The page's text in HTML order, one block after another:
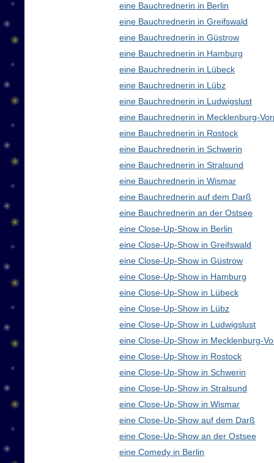
eine Bauchrednerin in Berlin
eine Bauchrednerin in Greifswald
eine Bauchrednerin in Güstrow
eine Bauchrednerin in Hamburg
eine Bauchrednerin in Lübeck
eine Bauchrednerin in Lübz
eine Bauchrednerin in Ludwigslust
eine Bauchrednerin in Mecklenburg-
eine Bauchrednerin in Rostock
eine Bauchrednerin in Schwerin
eine Bauchrednerin in Stralsund
eine Bauchrednerin in Wismar
eine Bauchrednerin auf dem Darß
eine Bauchrednerin an der Ostsee
eine Close-Up-Show in Berlin
eine Close-Up-Show in Greifswald
eine Close-Up-Show in Güstrow
eine Close-Up-Show in Hamburg
eine Close-Up-Show in Lübeck
eine Close-Up-Show in Lübz
eine Close-Up-Show in Ludwigslust
eine Close-Up-Show in Mecklenburg-
eine Close-Up-Show in Rostock
eine Close-Up-Show in Schwerin
eine Close-Up-Show in Stralsund
eine Close-Up-Show in Wismar
eine Close-Up-Show auf dem Darß
eine Close-Up-Show an der Ostsee
eine Comedy in Berlin